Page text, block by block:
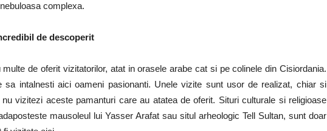
complexa.
de descoperit
multe de oferit vizitatorilor, atat in orasele arabe cat si pe colinele din Cisiordania.
sa intalnesti aici oameni pasionanti. Unele vizite sunt usor de realizat, chiar si
vizitezi aceste pamanturi care au atatea de oferit. Situri culturale si religioase
mausoleul lui Yasser Arafat sau situl arheologic Tell Sultan, sunt doar